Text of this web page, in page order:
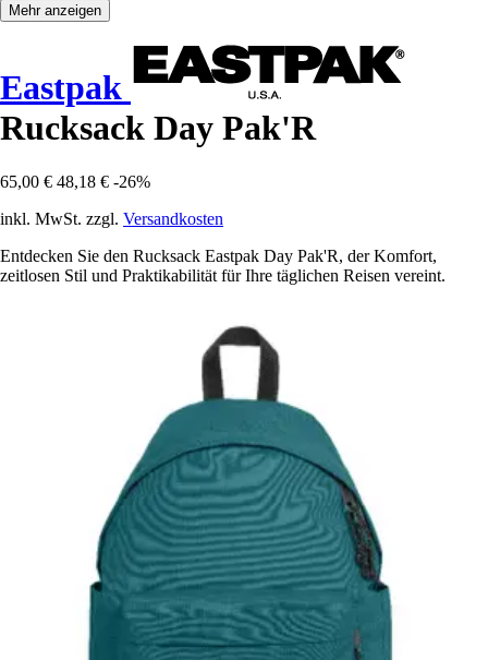
Mehr anzeigen
Eastpak
Rucksack Day Pak'R
65,00 € 48,18 € -26%
inkl. MwSt. zzgl. Versandkosten
Entdecken Sie den Rucksack Eastpak Day Pak'R, der Komfort,
zeitlosen Stil und Praktikabilität für Ihre täglichen Reisen vereint.